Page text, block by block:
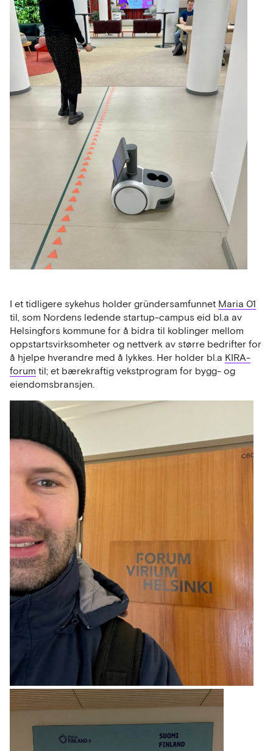
I et tidligere sykehus holder gründersamfunnet Maria 01
til, som Nordens ledende startup-campus eid bl.a av
Helsingfors kommune for å bidra til koblinger mellom
oppstartsvirksomheter og nettverk av større bedrifter for
å hjelpe hverandre med å lykkes. Her holder bl.a KIRA-
forum til; et bærekraftig vekstprogram for bygg- og
eiendomsbransjen.